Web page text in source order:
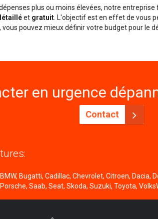
plus ou moins élevées, notre
et gratuit . L'objectif est en effet de vous
pouvez mieux définir votre budget pour le
en urgence
Contact
Bugatti, Cadillac, Chevrolet, Citroen, Dacia,
Saab, Seat, Skoda, Suzuki, Toyota,